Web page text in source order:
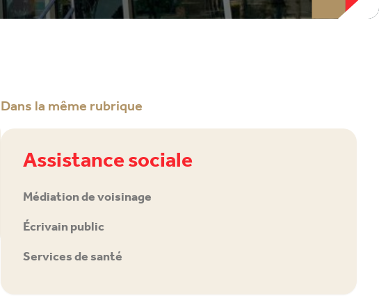
Dans la même rubrique
Assistance sociale
Médiation de voisinage
Écrivain public
Services de santé